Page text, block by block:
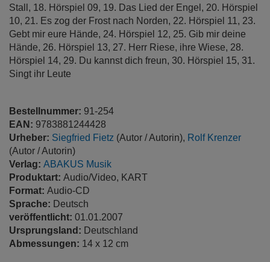
Stall, 18. Hörspiel 09, 19. Das Lied der Engel, 20. Hörspiel
10, 21. Es zog der Frost nach Norden, 22. Hörspiel 11, 23.
Gebt mir eure Hände, 24. Hörspiel 12, 25. Gib mir deine
Hände, 26. Hörspiel 13, 27. Herr Riese, ihre Wiese, 28.
Hörspiel 14, 29. Du kannst dich freun, 30. Hörspiel 15, 31.
Singt ihr Leute
Bestellnummer: 91-254
EAN: 9783881244428
Urheber: Siegfried Fietz (Autor / Autorin), Rolf Krenzer
(Autor / Autorin)
Verlag: ABAKUS Musik
Produktart: Audio/Video, KART
Format: Audio-CD
Sprache: Deutsch
veröffentlicht: 01.01.2007
Ursprungsland: Deutschland
Abmessungen: 14 x 12 cm